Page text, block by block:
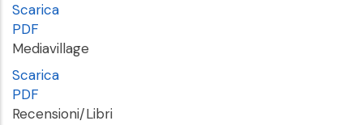
Scarica
PDF
Mediavillage
Scarica
PDF
Recensioni/Libri